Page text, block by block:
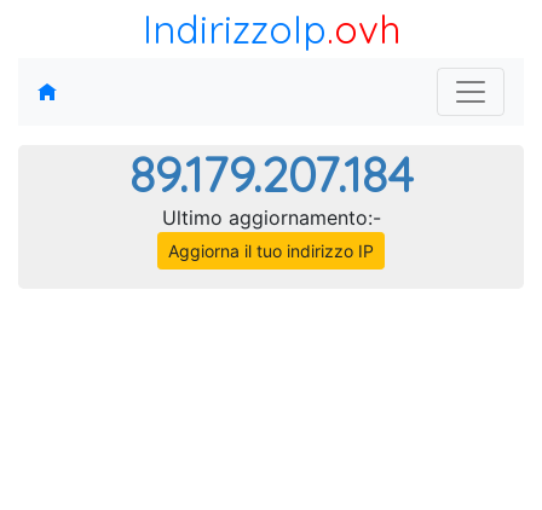
IndirizzoIp.ovh
89.179.207.184
Ultimo aggiornamento:-
Aggiorna il tuo indirizzo IP